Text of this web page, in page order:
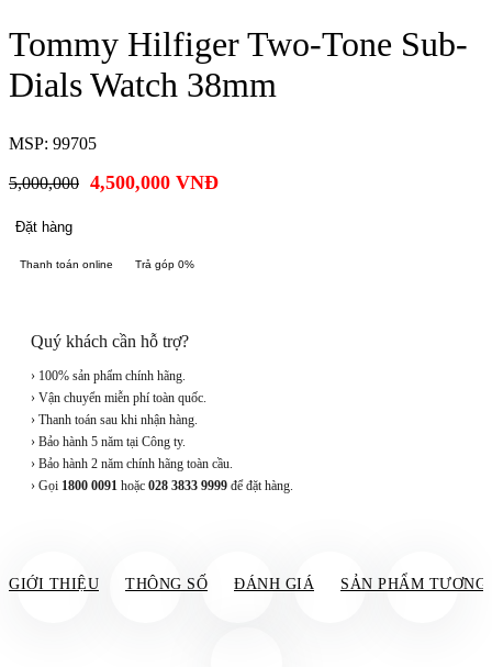
Tommy Hilfiger Two-Tone Sub-
Dials Watch 38mm
MSP: 99705
5,000,000 4,500,000 VNĐ
Đặt hàng
Thanh toán online Trả góp 0%
Quý khách cần hỗ trợ?
› 100% sản phẩm chính hãng.
› Vận chuyển miễn phí toàn quốc.
› Thanh toán sau khi nhận hàng.
› Bảo hành 5 năm tại Công ty.
› Bảo hành 2 năm chính hãng toàn cầu.
› Gọi 1800 0091 hoặc 028 3833 9999 để đặt hàng.
GIỚI THIỆU THÔNG SỐ ĐÁNH GIÁ SẢN PHẨM TƯƠNG